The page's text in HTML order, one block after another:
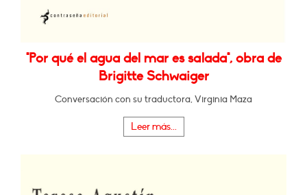
"Por qué el agua del mar es salada", obra de
Brigitte Schwaiger
Conversación con su traductora, Virginia Maza
Leer más...